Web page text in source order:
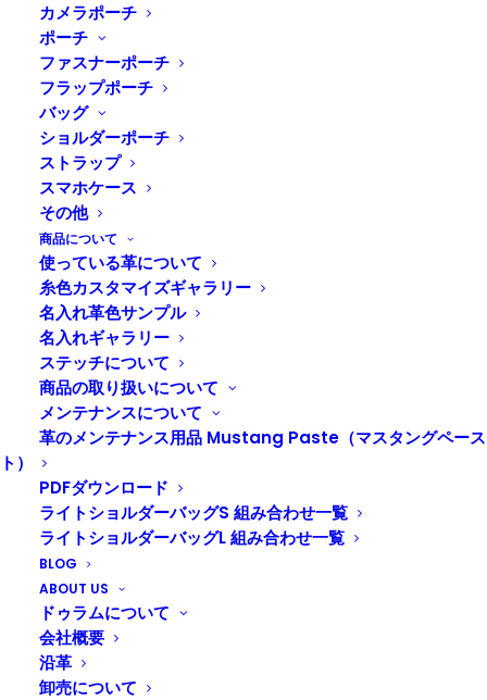
カメラポーチ
ポーチ
ファスナーポーチ
フラップポーチ
バッグ
ショルダーポーチ
ストラップ
スマホケース
その他
商品について
使っている革について
糸色カスタマイズギャラリー
名入れ革色サンプル
名入れギャラリー
ステッチについて
商品の取り扱いについて
メンテナンスについて
革のメンテナンス用品 Mustang Paste（マスタングペース
ト）
PDFダウンロード
ライトショルダーバッグS 組み合わせ一覧
ライトショルダーバッグL 組み合わせ一覧
BLOG
ABOUT US
ドゥラムについて
会社概要
沿革
卸売について
DURAM カメラストラップG2
カメラストラップ,名入れ対応